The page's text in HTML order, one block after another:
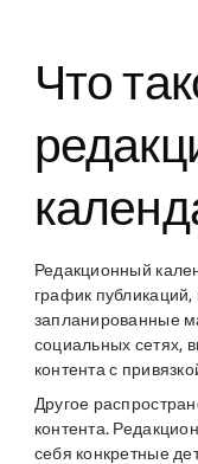
Что
Редакционный
график
запланированные
социальных сетях,
контента с
Другое
контента.
себя конкретные